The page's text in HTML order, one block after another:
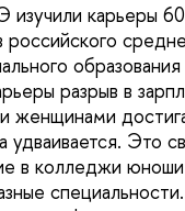
карьеры
российского
разрыв в
женщинами
удваивается. Это
в колледжи